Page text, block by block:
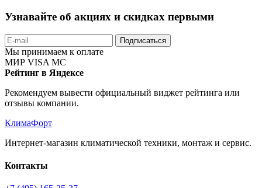
Узнавайте об акциях и скидках первыми
Подписаться
Мы принимаем к оплате
МИР VISA MC
Рейтинг в Яндексе
Рекомендуем вывести официальный виджет рейтинга или
отзывы компании.
КлимаФорт
Интернет-магазин климатической техники, монтаж и сервис.
Контакты